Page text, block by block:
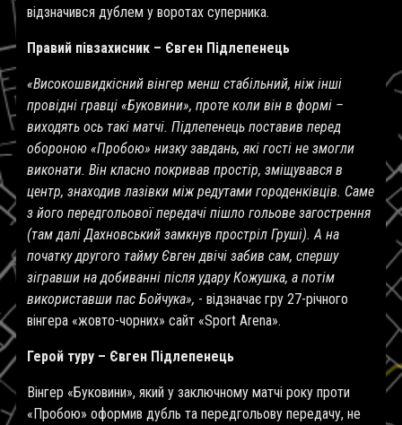
відзначився дублем у воротах суперника.
Правий півзахисник – Євген Підлепенець
«Високошвидкісний вінгер менш стабільний, ніж інші
провідні гравці «Буковини», проте коли він в формі –
виходять ось такі матчі. Підлепенець поставив перед
обороною «Пробою» низку завдань, які гості не змогли
виконати. Він класно покривав простір, зміщувався в
центр, знаходив лазівки між редутами городенківців. Саме
з його передгольової передачі пішло гольове загострення
(там далі Дахновський замкнув простріл Груші). А на
початку другого тайму Євген двічі забив сам, спершу
зігравши на добиванні після удару Кожушка, а потім
використавши пас Бойчука», - відзначає гру 27-річного
вінгера «жовто-чорних» сайт «Sport Arena».
Герой туру – Євген Підлепенець
Вінгер «Буковини», який у заключному матчі року проти
«Пробою» оформив дубль та передгольову передачу, не